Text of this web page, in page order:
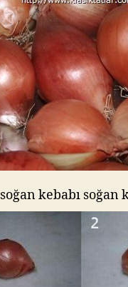
soğan kebabı soğan